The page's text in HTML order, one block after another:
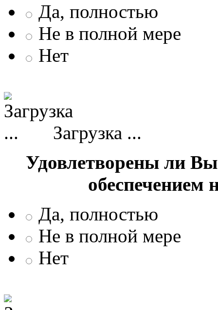
Да, полностью
Не в полной мере
Нет
Загрузка ...
Удовлетворены ли
обеспечением
Да, полностью
Не в полной мере
Нет